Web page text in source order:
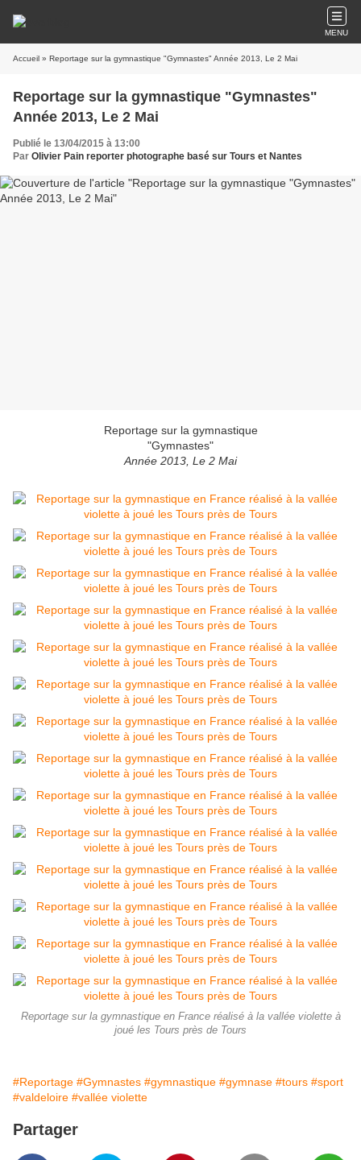
MENU
Accueil » Reportage sur la gymnastique "Gymnastes" Année 2013, Le 2 Mai
Reportage sur la gymnastique "Gymnastes"
Année 2013, Le 2 Mai
Publié le 13/04/2015 à 13:00
Par Olivier Pain reporter photographe basé sur Tours et Nantes
Reportage sur la gymnastique
"Gymnastes"
Année 2013, Le 2 Mai
Reportage sur la gymnastique en France réalisé à la vallée violette à
joué les Tours près de Tours
#Reportage #Gymnastes #gymnastique #gymnase #tours #sport
#valdeloire #vallée violette
Partager